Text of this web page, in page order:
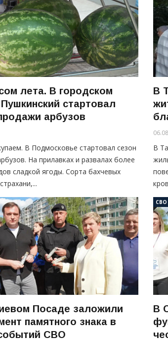
лета. В городском
Пушкинский стартовал
арбузов
В Подмосковье стартовал сезон
На прилавках и развалах более
сладкой ягоды. Сорта бахчевых
В
В
Посаде заложили
памятного знака в
СВО
СВО
В